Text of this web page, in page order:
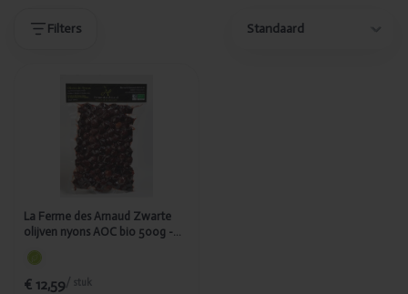
Producten
Filters
Toegevoegd
La Ferme des
Arnaud
olijven nyons
AOC bio
500g - 7815
La Ferme des Arnaud Zwarte
olijven nyons AOC bio 500g -
7815
€ 12,59/ stuk